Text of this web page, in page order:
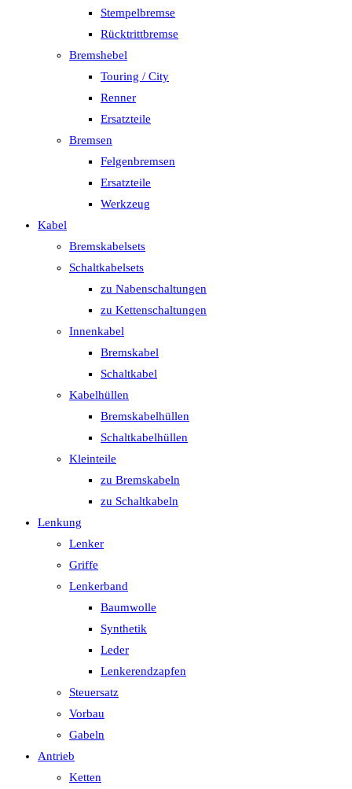
Stempelbremse
Rücktrittbremse
Bremshebel
Touring / City
Renner
Ersatzteile
Bremsen
Felgenbremsen
Ersatzteile
Werkzeug
Kabel
Bremskabelsets
Schaltkabelsets
zu Nabenschaltungen
zu Kettenschaltungen
Innenkabel
Bremskabel
Schaltkabel
Kabelhüllen
Bremskabelhüllen
Schaltkabelhüllen
Kleinteile
zu Bremskabeln
zu Schaltkabeln
Lenkung
Lenker
Griffe
Lenkerband
Baumwolle
Synthetik
Leder
Lenkerendzapfen
Steuersatz
Vorbau
Gabeln
Antrieb
Ketten